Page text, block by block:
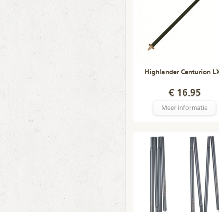
Highlander Centurion
€ 16.95
Meer informatie